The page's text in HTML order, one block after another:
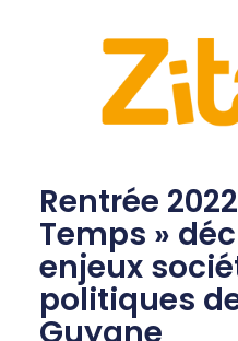
Rentrée
Temps »
enjeux
politiques